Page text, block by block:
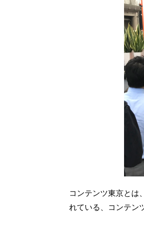
コンテンツ東京とは
れている、コンテン